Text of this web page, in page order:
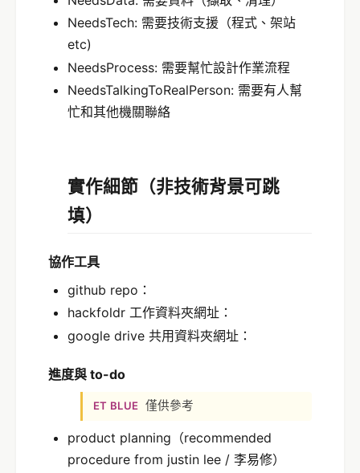
NeedsTech: 需要技術支援（程式、架站
etc)
NeedsProcess: 需要幫忙設計作業流程
NeedsTalkingToRealPerson: 需要有人幫
忙和其他機關聯絡
實作細節（非技術背景可跳
填）
協作工具
github repo：
hackfoldr 工作資料夾網址：
google drive 共用資料夾網址：
進度與 to-do
ET BLUE 僅供參考
product planning（recommended
procedure from justin lee / 李易修）